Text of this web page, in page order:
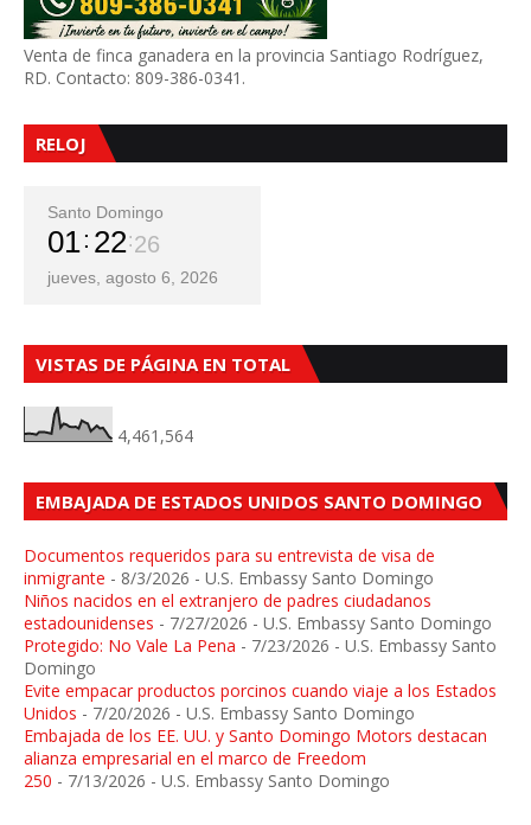
Venta de finca ganadera en la provincia Santiago Rodríguez,
RD. Contacto: 809-386-0341.
RELOJ
Santo Domingo
01 22 28
jueves, agosto 6, 2026
VISTAS DE PÁGINA EN TOTAL
4,461,564
EMBAJADA DE ESTADOS UNIDOS SANTO DOMINGO
Documentos requeridos para su entrevista de visa de
inmigrante - 8/3/2026 - U.S. Embassy Santo Domingo
Niños nacidos en el extranjero de padres ciudadanos
estadounidenses - 7/27/2026 - U.S. Embassy Santo Domingo
Protegido: No Vale La Pena - 7/23/2026 - U.S. Embassy Santo
Domingo
Evite empacar productos porcinos cuando viaje a los Estados
Unidos - 7/20/2026 - U.S. Embassy Santo Domingo
Embajada de los EE. UU. y Santo Domingo Motors destacan
alianza empresarial en el marco de Freedom
250 - 7/13/2026 - U.S. Embassy Santo Domingo